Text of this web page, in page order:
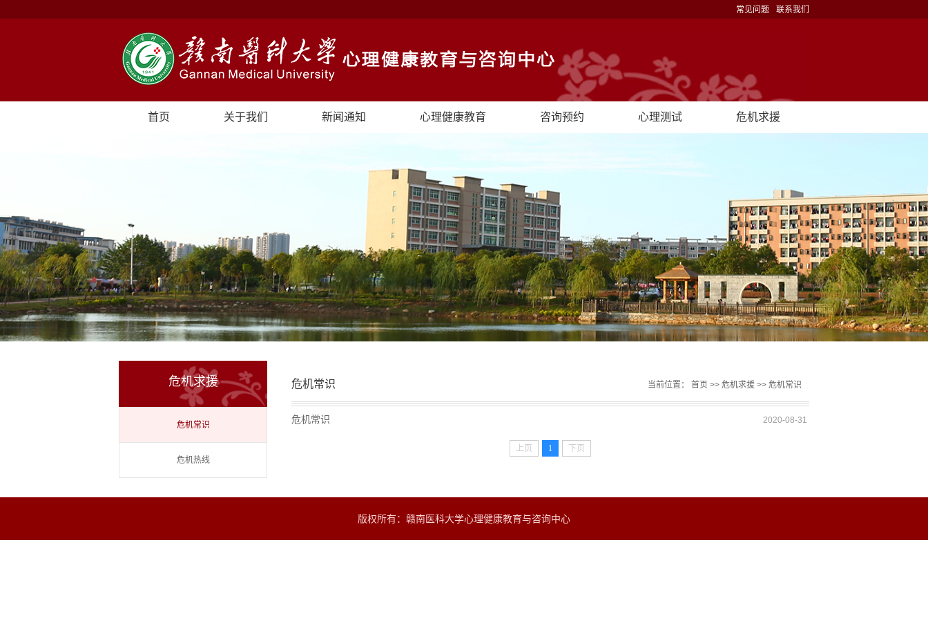
常见问题 联系我们
首页 关于我们 新闻通知 心理健康教育 咨询预约 心理测试 危机求援
危机求援
危机常识
危机热线
危机常识 当前位置： 首页 >> 危机求援 >> 危机常识
危机常识 2020-08-31
上页 1 下页
版权所有：赣南医科大学心理健康教育与咨询中心